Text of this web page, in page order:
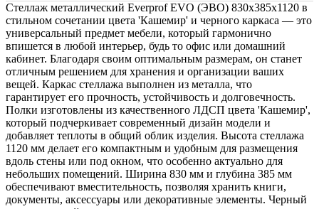
Стеллаж металлический Everprof EVO (ЭВО) 830х385х1120 в
стильном сочетании цвета 'Кашемир' и черного каркаса — это
универсальный предмет мебели, который гармонично
впишется в любой интерьер, будь то офис или домашний
кабинет. Благодаря своим оптимальным размерам, он станет
отличным решением для хранения и организации ваших
вещей. Каркас стеллажа выполнен из металла, что
гарантирует его прочность, устойчивость и долговечность.
Полки изготовлены из качественного ЛДСП цвета 'Кашемир',
который подчеркивает современный дизайн модели и
добавляет теплоты в общий облик изделия. Высота стеллажа
1120 мм делает его компактным и удобным для размещения
вдоль стены или под окном, что особенно актуально для
небольших помещений. Ширина 830 мм и глубина 385 мм
обеспечивают вместительность, позволяя хранить книги,
документы, аксессуары или декоративные элементы. Черный